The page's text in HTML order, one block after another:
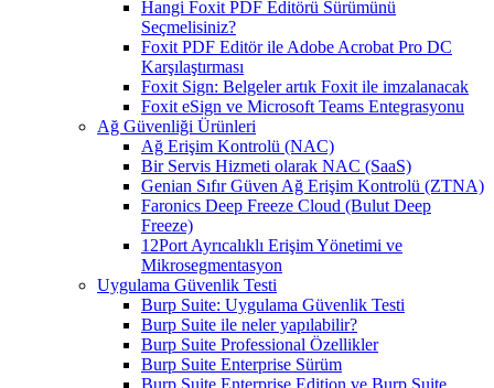
Hangi Foxit PDF Editörü Sürümünü
Seçmelisiniz?
Foxit PDF Editör ile Adobe Acrobat Pro DC
Karşılaştırması
Foxit Sign: Belgeler artık Foxit ile imzalanacak
Foxit eSign ve Microsoft Teams Entegrasyonu
Ağ Güvenliği Ürünleri
Ağ Erişim Kontrolü (NAC)
Bir Servis Hizmeti olarak NAC (SaaS)
Genian Sıfır Güven Ağ Erişim Kontrolü (ZTNA)
Faronics Deep Freeze Cloud (Bulut Deep
Freeze)
12Port Ayrıcalıklı Erişim Yönetimi ve
Mikrosegmentasyon
Uygulama Güvenlik Testi
Burp Suite: Uygulama Güvenlik Testi
Burp Suite ile neler yapılabilir?
Burp Suite Professional Özellikler
Burp Suite Enterprise Sürüm
Burp Suite Enterprise Edition ve Burp Suite